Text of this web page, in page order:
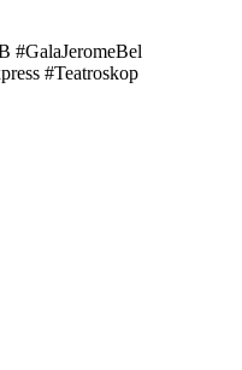
#GalaJeromeBel
#Teatroskop